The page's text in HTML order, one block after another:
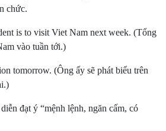
chức.
is to visit Viet Nam next week.(Tổng
vào tuần tới.)
tomorrow.(Ông ấy sẽ phát biểu trên
đạt ý “mệnh lệnh, ngăn cấm, có